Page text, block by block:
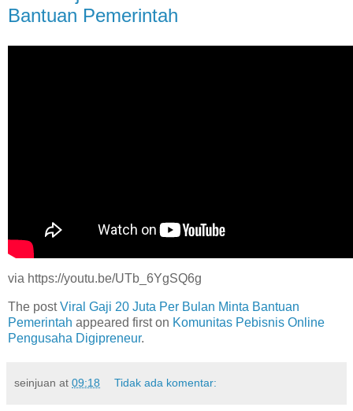
Bantuan Pemerintah
via https://youtu.be/UTb_6YgSQ6g
The postViral Gaji 20 Juta Per Bulan Minta Bantuan
Pemerintah appeared first on Komunitas Pebisnis Online
Pengusaha Digipreneur.
seinjuan at 09:18 Tidak ada komentar: